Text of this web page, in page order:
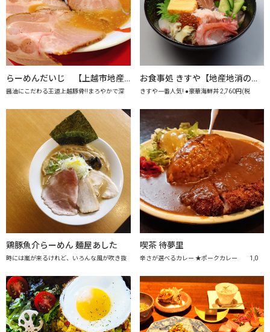
らーめんだいじ 【上越市地産地消推進の店認定店】
醤油にこだわる王道上越豚骨!!まろやかで深
お食事処 きすや【地産地消の店認定店】
きすや一番人気! ●豪華海鮮丼 2,760円(税
鶏豚魚介らーめん 麺屋あした
時には嵐が来るけれど、いろんな風が吹き抜
喫茶 待夢里
辛さが選べるカレー ★ポークカレー 1,0